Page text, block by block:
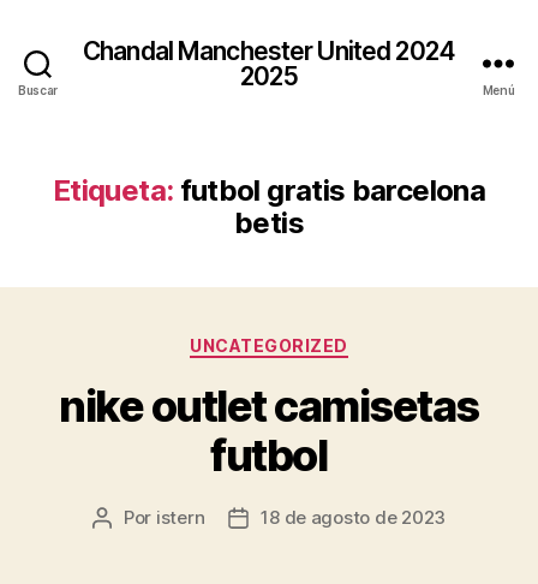
Buscar
Chandal Manchester United 2024
2025
Menú
Etiqueta: futbol gratis barcelona
betis
Categorías
UNCATEGORIZED
nike outlet camisetas
futbol
Autor
Por istern
Fecha18 de agosto de 2023